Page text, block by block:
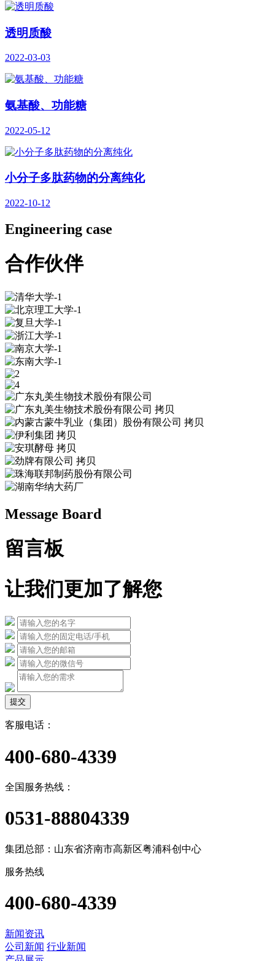
透明质酸
2022-03-03
氨基酸、功能糖
2022-05-12
小分子多肽药物的分离纯化
2022-10-12
Engineering case
合作伙伴
Message Board
留言板
让我们更加了解您
提交
客服电话：
400-680-4339
全国服务热线：
0531-88804339
集团总部：山东省济南市高新区粤浦科创中心
服务热线
400-680-4339
新闻资讯
公司新闻 行业新闻